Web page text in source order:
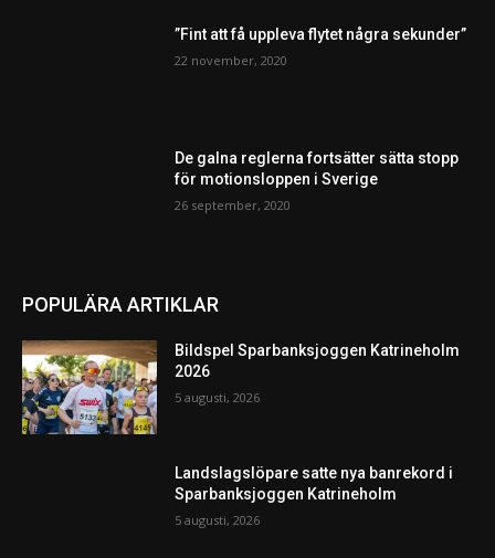
”Fint att få uppleva flytet några sekunder”
22 november, 2020
De galna reglerna fortsätter sätta stopp
för motionsloppen i Sverige
26 september, 2020
POPULÄRA ARTIKLAR
Bildspel Sparbanksjoggen Katrineholm
2026
5 augusti, 2026
Landslagslöpare satte nya banrekord i
Sparbanksjoggen Katrineholm
5 augusti, 2026